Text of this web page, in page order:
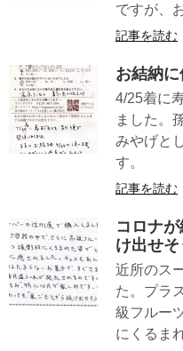
ですが、
記事を読む
お結納
4/25着に
ました。
みやげと
す
記事を読む
コロナ
け出せ
近所のス
た。プラ
級フルー
にくるま